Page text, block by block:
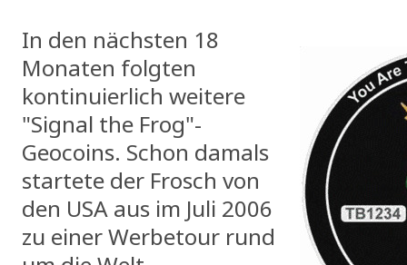
In den nächsten 18
Monaten folgten
kontinuierlich weitere
"Signal the Frog"-
Geocoins. Schon damals
startete der Frosch von
den USA aus im Juli 2006
zu einer Werbetour rund